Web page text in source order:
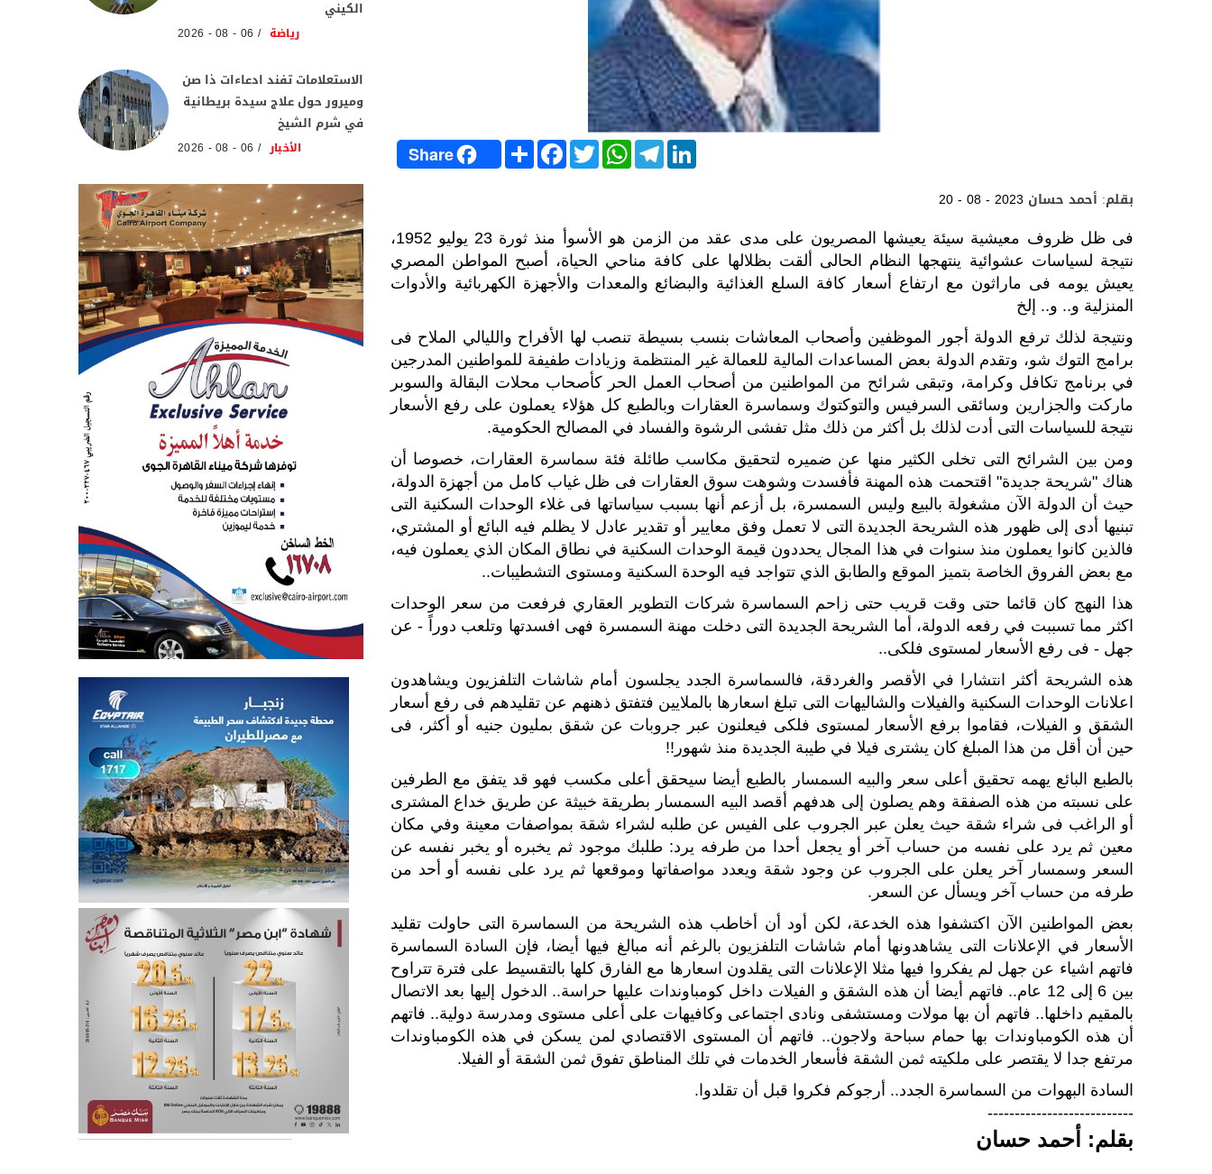
Share S
h
a
F
a
c
o
k
T
w
i
r
W
h
a
p
p
T
e
l
a
m
L
i
n
I
n
20 - 08 - 2023 بقلم: أحمد حسان
فى ظل ظروف معيشية سيئة يعيشها المصريون على مدى عقد من الزمن هو الأسوأ منذ ثورة 23 يوليو 1952،
نتيجة لسياسات عشوائية ينتهجها النظام الحالى ألقت بظلالها على كافة مناحي الحياة، أصبح المواطن المصري
يعيش يومه فى ماراثون مع ارتفاع أسعار كافة السلع الغذائية والبضائع والمعدات والأجهزة الكهربائية والأدوات
المنزلية و.. و.. إلخ
ونتيجة لذلك ترفع الدولة أجور الموظفين وأصحاب المعاشات بنسب بسيطة تنصب لها الأفراح والليالي الملاح فى
برامج التوك شو، وتقدم الدولة بعض المساعدات المالية للعمالة غير المنتظمة وزيادات طفيفة للمواطنين المدرجين
في برنامج تكافل وكرامة، وتبقى شرائح من المواطنين من أصحاب العمل الحر كأصحاب محلات البقالة والسوبر
ماركت والجزارين وسائقى السرفيس والتوكتوك وسماسرة العقارات وبالطبع كل هؤلاء يعملون على رفع الأسعار
نتيجة للسياسات التى أدت لذلك بل أكثر من ذلك مثل تفشى الرشوة والفساد في المصالح الحكومية.
ومن بين الشرائح التى تخلى الكثير منها عن ضميره لتحقيق مكاسب طائلة فئة سماسرة العقارات، خصوصا أن
هناك "شريحة جديدة" اقتحمت هذه المهنة فأفسدت وشوهت سوق العقارات فى ظل غياب كامل من أجهزة الدولة،
حيث أن الدولة الآن مشغولة بالبيع وليس السمسرة، بل أزعم أنها بسبب سياساتها فى غلاء الوحدات السكنية التى
تبنيها أدى إلى ظهور هذه الشريحة الجديدة التى لا تعمل وفق معايير أو تقدير عادل لا يظلم فيه البائع أو المشتري،
فالذين كانوا يعملون منذ سنوات في هذا المجال يحددون قيمة الوحدات السكنية في نطاق المكان الذي يعملون فيه،
مع بعض الفروق الخاصة بتميز الموقع والطابق الذي تتواجد فيه الوحدة السكنية ومستوى التشطيبات..
هذا النهج كان قائما حتى وقت قريب حتى زاحم السماسرة شركات التطوير العقاري فرفعت من سعر الوحدات
اكثر مما تسببت في رفعه الدولة، أما الشريحة الجديدة التى دخلت مهنة السمسرة فهى افسدتها وتلعب دوراً - عن
جهل - فى رفع الأسعار لمستوى فلكى..
هذه الشريحة أكثر انتشارا في الأقصر والغردقة، فالسماسرة الجدد يجلسون أمام شاشات التلفزيون ويشاهدون
اعلانات الوحدات السكنية والفيلات والشاليهات التى تبلغ اسعارها بالملايين فتفتق ذهنهم عن تقليدهم فى رفع أسعار
الشقق و الفيلات، فقاموا برفع الأسعار لمستوى فلكى فيعلنون عبر جروبات عن شقق بمليون جنيه أو أكثر، فى
حين أن أقل من هذا المبلغ كان يشترى فيلا في طيبة الجديدة منذ شهور!!
بالطبع البائع يهمه تحقيق أعلى سعر والبيه السمسار بالطبع أيضا سيحقق أعلى مكسب فهو قد يتفق مع الطرفين
على نسبته من هذه الصفقة وهم يصلون إلى هدفهم أقصد البيه السمسار بطريقة خبيثة عن طريق خداع المشترى
أو الراغب فى شراء شقة حيث يعلن عبر الجروب على الفيس عن طلبه لشراء شقة بمواصفات معينة وفي مكان
معين ثم يرد على نفسه من حساب آخر أو يجعل أحدا من طرفه يرد: طلبك موجود ثم يخبره أو يخبر نفسه عن
السعر وسمسار آخر يعلن على الجروب عن وجود شقة ويعدد مواصفاتها وموقعها ثم يرد على نفسه أو أحد من
طرفه من حساب آخر ويسأل عن السعر.
بعض المواطنين الآن اكتشفوا هذه الخدعة، لكن أود أن أخاطب هذه الشريحة من السماسرة التى حاولت تقليد
الأسعار في الإعلانات التى يشاهدونها أمام شاشات التلفزيون بالرغم أنه مبالغ فيها أيضا، فإن السادة السماسرة
فاتهم اشياء عن جهل لم يفكروا فيها مثلا الإعلانات التى يقلدون اسعارها مع الفارق كلها بالتقسيط على فترة تتراوح
بين 6 إلى 12 عام.. فاتهم أيضا أن هذه الشقق و الفيلات داخل كومباوندات عليها حراسة.. الدخول إليها بعد الاتصال
بالمقيم داخلها.. فاتهم أن بها مولات ومستشفى ونادى اجتماعى وكافيهات على أعلى مستوى ومدرسة دولية.. فاتهم
أن هذه الكومباوندات بها حمام سباحة ولاجون.. فاتهم أن المستوى الاقتصادي لمن يسكن في هذه الكومباوندات
مرتفع جدا لا يقتصر على ملكيته ثمن الشقة فأسعار الخدمات في تلك المناطق تفوق ثمن الشقة أو الفيلا.
السادة البهوات من السماسرة الجدد.. أرجوكم فكروا قبل أن تقلدوا.
---------------------------
بقلم: أحمد حسان
الكيني
رياضة 06 - 08 - 2026
الاستعلامات تفند ادعاءات ذا صن
وميرور حول علاج سيدة بريطانية
في شرم الشيخ
الأخبار 06 - 08 - 2026